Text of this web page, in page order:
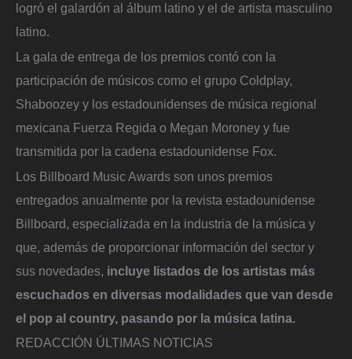
logró el galardón al álbum latino y el de artista masculino
latino.
La gala de entrega de los premios contó con la
participación de músicos como el grupo Coldplay,
Shaboozey y los estadounidenses de música regional
mexicana Fuerza Regida o Megan Moroney y fue
transmitida por la cadena estadounidense Fox.
Los Billboard Music Awards son unos premios
entregados anualmente por la revista estadounidense
Billboard, especializada en la industria de la música y
que, además de proporcionar información del sector y
sus novedades, incluye listados de los artistas más
escuchados en diversas modalidades que van desde
el pop al country, pasando por la música latina.
REDACCIÓN ÚLTIMAS NOTICIAS